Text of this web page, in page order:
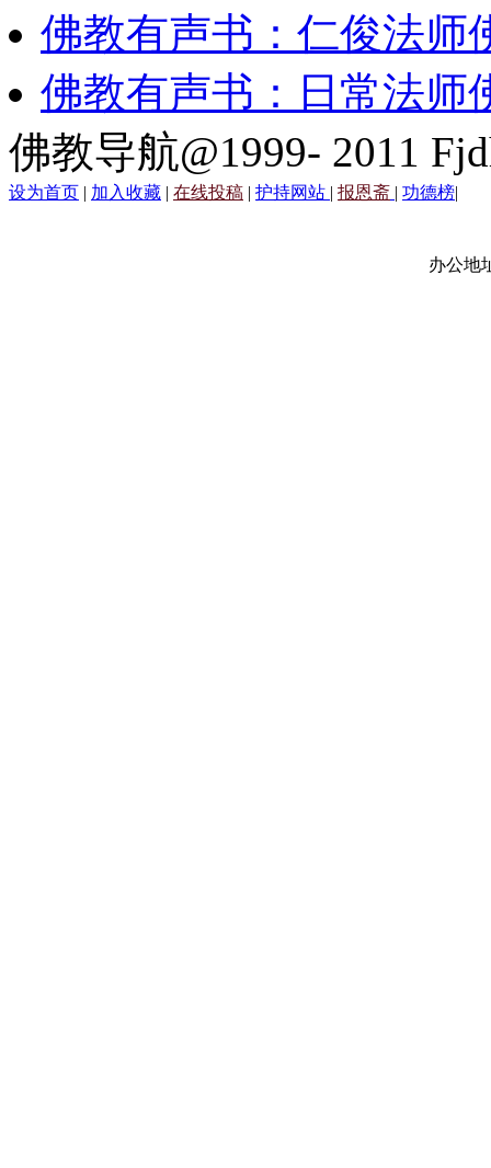
佛教有声书：仁俊法师
佛教有声书：日常法师
佛教导航@1999- 2011
设为首页 | 加入收藏 | 在线投稿 | 护持网站 | 报恩斋 | 功德榜|
办公地